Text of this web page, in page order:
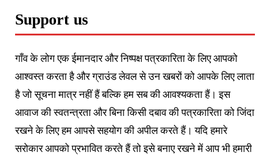
Support us
गाँव के लोग एक ईमानदार और निष्पक्ष पत्रकारिता के लिए आपको
आश्वस्त करता है और ग्राउंड लेवल से उन खबरों को आपके लिए लाता
है जो सूचना मात्र नहीं हैं बल्कि हम सब की आवश्यकता हैं। इस
आवाज की स्वतन्त्रता और बिना किसी दबाव की पत्रकारिता को जिंदा
रखने के लिए हम आपसे सहयोग की अपील करते हैं। यदि हमारे
सरोकार आपको प्रभावित करते हैं तो इसे बनाए रखने में आप भी हमारी